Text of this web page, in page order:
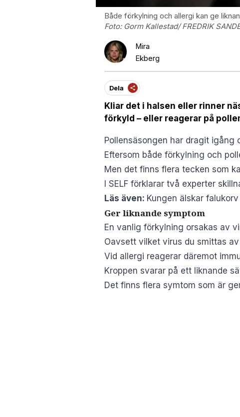
Både förkylning och allergi kan ge
Foto: Gorm Kallestad/ FREDRIK
Mira
Ekberg
Dela
Kliar det i halsen eller rinner
förkyld – eller reagerar på
Pollensäsongen har dragit igång
Eftersom både förkylning och
Men det finns flera tecken som
I SELF förklarar två experter
Läs även: Kungen älskar
Ger liknande symptom
En vanlig förkylning orsakas av
Oavsett vilket virus du smittas
Vid allergi reagerar däremot
Kroppen svarar på ett liknande
Det finns flera symtom som är